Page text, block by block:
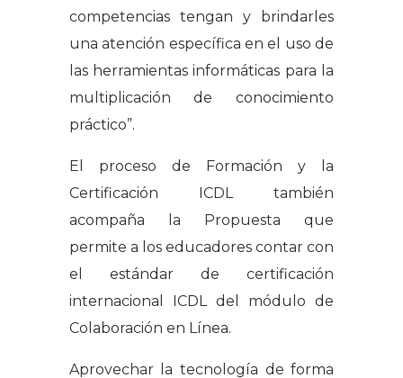
competencias tengan y brindarles
una atención específica en el uso de
las herramientas informáticas para la
multiplicación de conocimiento
práctico”.
El proceso de Formación y la
Certificación ICDL también
acompaña la Propuesta que
permite a los educadores contar con
el estándar de certificación
internacional ICDL del módulo de
Colaboración en Línea.
Aprovechar la tecnología de forma